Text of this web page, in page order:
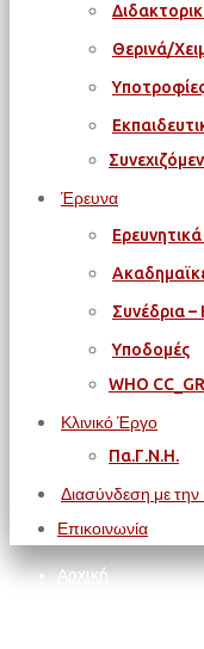
Θερινά/
Έρευνα
Συνέδρια –
Υποδομές
WΗΟ
Κλινικό Έργο
Πα.Γ.Ν.Η.
Διασύνδεση με την
Επικοινωνία
Αρχική